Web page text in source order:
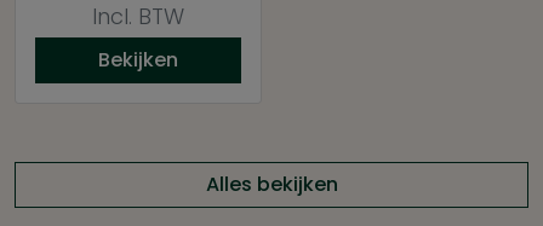
Incl. BTW
Bekijken
Alles bekijken